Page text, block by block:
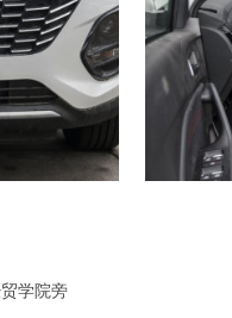
学院旁